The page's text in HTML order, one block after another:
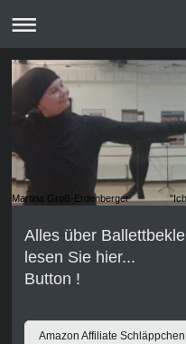
Martina Groß-Erdenberger "Ich
Alles über
lesen Sie hier...
Button !
Amazon Affiliate Schläppchen